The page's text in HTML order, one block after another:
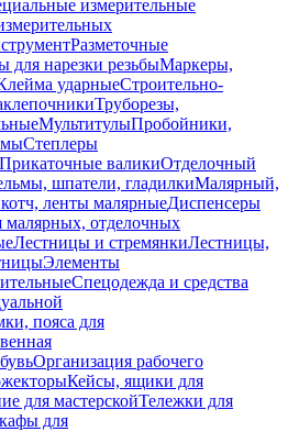
измерительные
Разметочные
для нарезки резьбыМаркеры,
ударныеСтроительно-
Труборезы,
МультитулыПробойники,
Степлеры
Прикаточные валикиОтделочный
шпатели, гладилкиМалярный,
ленты малярныеДиспенсеры
малярных, отделочных
Лестницы и стремянкиЛестницы,
Элементы
Спецодежда и средства
пояса для
Организация рабочего
Кейсы, ящики для
для мастерскойТележки для
для